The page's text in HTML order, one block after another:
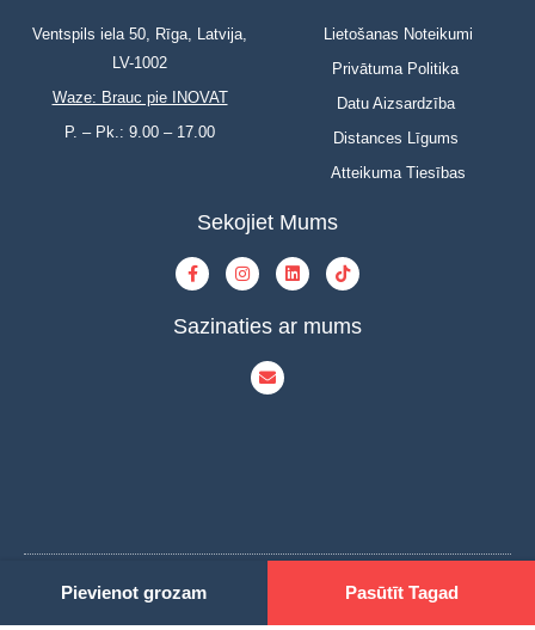
Pievienot grozam Pasūtīt Tagad
Ventspils iela 50, Rīga, Latvija,
LV-1002
Waze: Brauc pie INOVAT
P. – Pk.: 9.00 – 17.00
Lietošanas Noteikumi
Privātuma Politika
Datu Aizsardzība
Distances Līgums
Atteikuma Tiesības
Sekojiet Mums
Sazinaties ar mums
© Copyright 2023 | INOVAT | All Rights Reserved | Powered by INOVAT